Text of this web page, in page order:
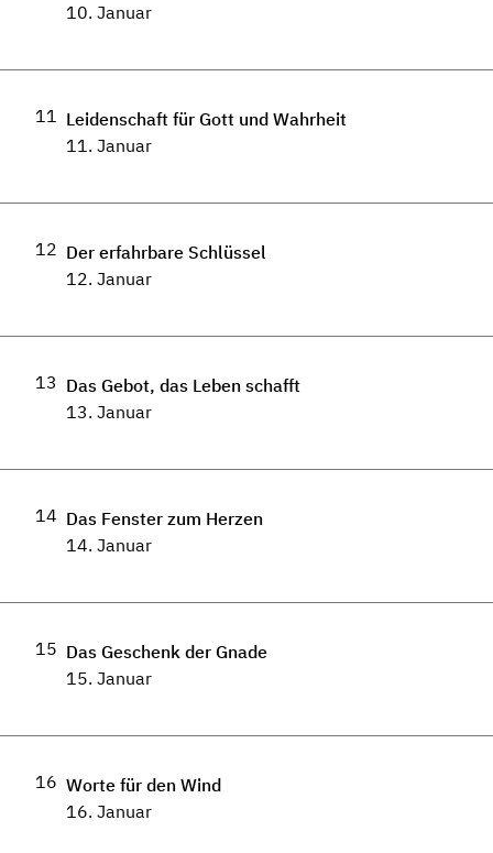
10. Januar
11 Leidenschaft für Gott und Wahrheit
11. Januar
12 Der erfahrbare Schlüssel
12. Januar
13 Das Gebot, das Leben schafft
13. Januar
14 Das Fenster zum Herzen
14. Januar
15 Das Geschenk der Gnade
15. Januar
16 Worte für den Wind
16. Januar